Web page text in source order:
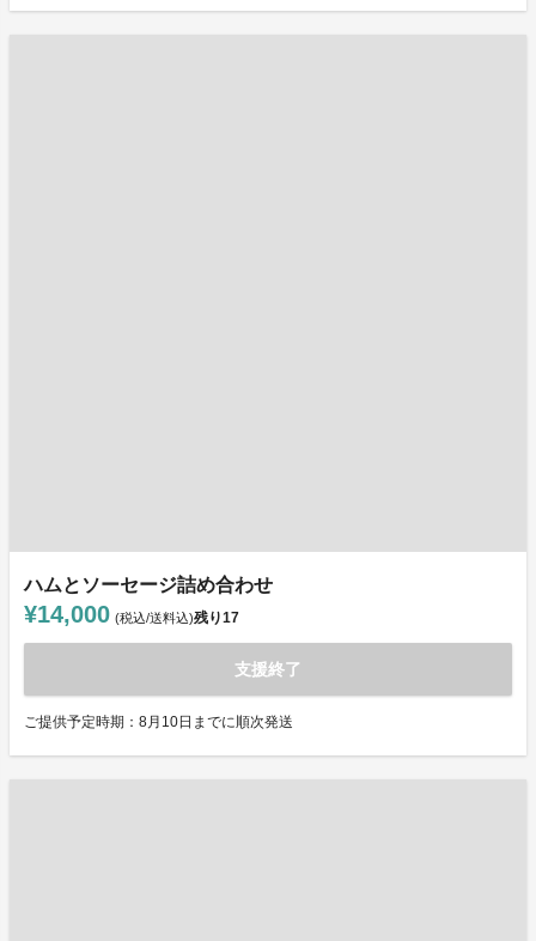
ハムとソーセージ詰め合わせ
¥14,000 (税込/送料込)残り17
支援終了
ご提供予定時期：8月10日までに順次発送